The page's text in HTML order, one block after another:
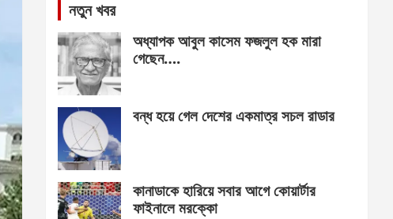
নতুন খবর
অধ্যাপক আবুল কাসেম ফজলুল হক মারা
গেছেন….
বন্ধ হয়ে গেল দেশের একমাত্র সচল রাডার
কানাডাকে হারিয়ে সবার আগে কোয়ার্টার
ফাইনালে মরক্কো